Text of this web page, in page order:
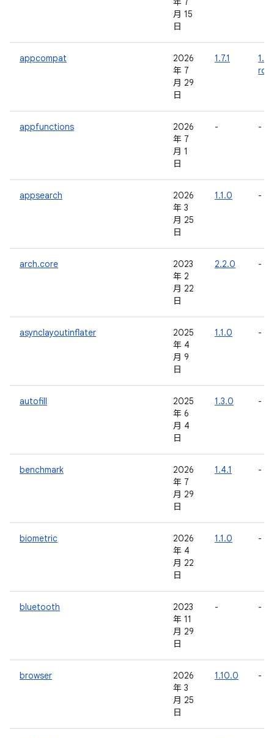
月 15
日
appcompat
2026
年 7
月 29
日
1.7.1
appfunctions
2026
年 7
月 1
日
- -
appsearch
2026
年 3
月 25
日
1.1.0 -
arch.core
2023
年 2
月 22
日
2.2.0 -
asynclayoutinflater
2025
年 4
月 9
日
1.1.0 -
autofill
2025
年 6
月 4
日
1.3.0 -
benchmark
2026
年 7
月 29
日
1.4.1 -
biometric
2026
年 4
月 22
日
1.1.0 -
bluetooth
2023
年 11
月 29
日
- -
browser
2026
年 3
月 25
日
1.10.0 -